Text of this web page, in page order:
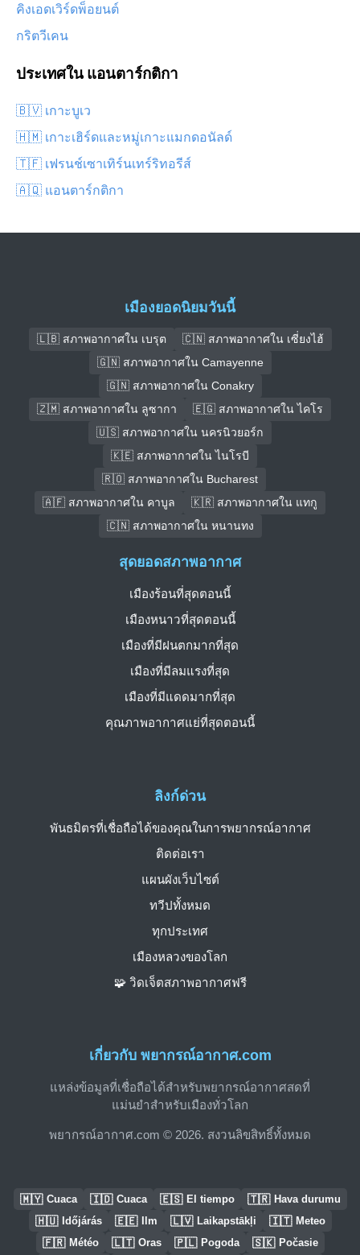
คิงเอดเวิร์ดพ็อยนต์
กริตวีเคน
ประเทศใน แอนตาร์กติกา
🇧🇻 เกาะบูเว
🇭🇲 เกาะเฮิร์ดและหมู่เกาะแมกดอนัลด์
🇹🇫 เฟรนช์เซาเทิร์นเทร์ริทอรีส์
🇦🇶 แอนตาร์กติกา
เมืองยอดนิยมวันนี้
🇱🇧 สภาพอากาศใน เบรุต
🇨🇳 สภาพอากาศใน เซี่ยงไฮ้
🇬🇳 สภาพอากาศใน Camayenne
🇬🇳 สภาพอากาศใน Conakry
🇿🇲 สภาพอากาศใน ลูซากา
🇪🇬 สภาพอากาศใน ไคโร
🇺🇸 สภาพอากาศใน นครนิวยอร์ก
🇰🇪 สภาพอากาศใน ไนโรบี
🇷🇴 สภาพอากาศใน Bucharest
🇦🇫 สภาพอากาศใน คาบูล
🇰🇷 สภาพอากาศใน แทกู
🇨🇳 สภาพอากาศใน หนานทง
เกี่ยวกับ พยากรณ์อากาศ.com
แหล่งข้อมูลที่เชื่อถือได้สำหรับพยากรณ์อากาศสดที่
แม่นยำสำหรับเมืองทั่วโลก
พยากรณ์อากาศ.com © 2026. สงวนลิขสิทธิ์ทั้งหมด
ลิงก์ด่วน
พันธมิตรที่เชื่อถือได้ของคุณในการพยากรณ์อากาศ
ติดต่อเรา
แผนผังเว็บไซต์
ทวีปทั้งหมด
ทุกประเทศ
เมืองหลวงของโลก
🧩 วิดเจ็ตสภาพอากาศฟรี
สุดยอดสภาพอากาศ
เมืองร้อนที่สุดตอนนี้
เมืองหนาวที่สุดตอนนี้
เมืองที่มีฝนตกมากที่สุด
เมืองที่มีลมแรงที่สุด
เมืองที่มีแดดมากที่สุด
คุณภาพอากาศแย่ที่สุดตอนนี้
🇲🇾 Cuaca 🇮🇩 Cuaca 🇪🇸 El tiempo 🇹🇷 Hava durumu
🇭🇺 Időjárás 🇪🇪 Ilm 🇱🇻 Laikapstākļi 🇮🇹 Meteo
🇫🇷 Météo 🇱🇹 Oras 🇵🇱 Pogoda 🇸🇰 Počasie